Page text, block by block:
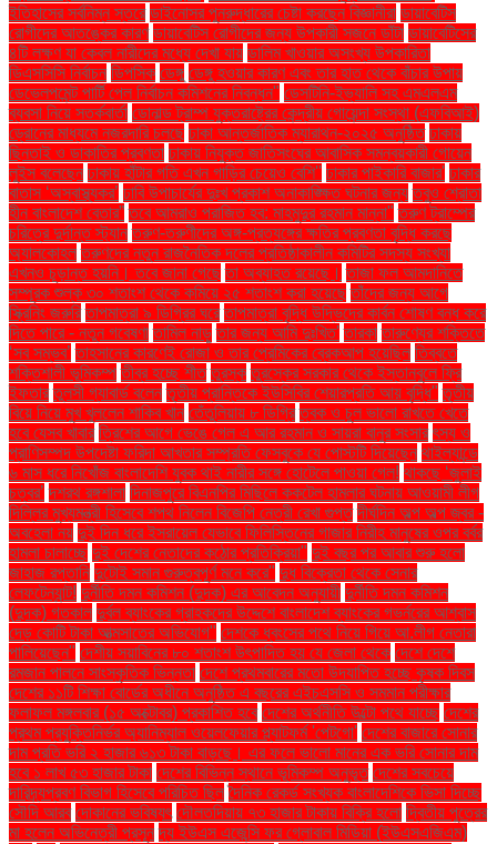
ইতিহাসের সর্বনিম্ন স্তরে ডাইনোসর পুনরুদ্ধারের চেষ্টা করছেন বিজ্ঞানীরা ডায়াবেটিস
রোগীদের আতঙ্কের কারণ ডায়াবেটিস রোগীদের জন্য উপকারী সজনে ডাঁটা ডায়াবেটিসের
৪টি লক্ষণ যা কেবল নারীদের মধ্যে দেখা যায় ডালিম খাওয়ার অসংখ্য উপকারিতা
ডিএসসিসি নির্বাচন ডিপসিক ডেঙ্গু ডেঙ্গু হওয়ার কারণ এবং তার হাত থেকে বাঁচার উপায়
ডেভেলপমেন্ট পার্টি পেল নির্বাচন কমিশনের নিবন্ধন" ডেসটিনি-ইভ্যালি সহ এমএলএম
ব্যবসা নিয়ে সতর্কবার্তা ডোনাল্ড ট্রাম্প যুক্তরাষ্ট্রের কেন্দ্রীয় গোয়েন্দা সংস্থা (এফবিআই)
ড্রোনের মাধ্যমে নজরদারি চলছে ঢাকা আন্তর্জাতিক ম্যারাথন-২০২৫ অনুষ্ঠিত ঢাকায়
ছিনতাই ও ডাকাতির প্রবণতা ঢাকায় নিযুক্ত জাতিসংঘের আবাসিক সমন্বয়কারী গোয়েন
লুইস বলেছেন ঢাকায় হাঁটার গতি এখন গাড়ির চেয়েও বেশি'' ঢাকার পাইকারি বাজার' ঢাকার
বাতাস ‘অস্বাস্থ্যকর’ ঢাবি উপাচার্যের দুঃখ প্রকাশ অনাকাঙ্ক্ষিত ঘটনার জন্য তবুও শ্রোতা
হীন বাংলাদেশ বেতার” তবে আমরাও পরাজিত হব: মাহমুদুর রহমান মান্না" তরুণ ট্রাম্পের
চরিত্রে দুর্দান্ত স্ট্যান তরুণ-তরুণীদের অঙ্গ-প্রত্যঙ্গের ক্ষতির প্রবণতা বৃদ্ধি করছে
অ্যালকোহল তরুণদের নতুন রাজনৈতিক দলের প্রতিষ্ঠাকালীন কমিটির সদস্য সংখ্যা
এখনও চূড়ান্ত হয়নি। তবে জানা গেছে তা অব্যাহত রয়েছে। তাজা ফল আমদানিতে
সম্পূরক শুল্ক ৩০ শতাংশ থেকে কমিয়ে ২৫ শতাংশ করা হয়েছে তাঁদের জন্য আগে
স্ক্রিনিং জরুরি তাপমাত্রা ৯ ডিগ্রির ঘরে তাপমাত্রা বৃদ্ধি উদ্ভিদের কার্বন শোষণ বন্ধ করে
দিতে পারে - নতুন গবেষণা তামিল নাড়ু তার জন্য আমি দুঃখিত' তারকা তারুণ্যের শক্তিতে
‘সব সম্ভব’ তাহসানের কারণেই রোজা ও তার প্রেমিকের ব্রেকআপ হয়েছিল তিব্বতে
শক্তিশালী ভূমিকম্প তীব্র হচ্ছে শীত তুরস্ক তুরস্কের সরকার থেকে ইস্তানবুলে ফ্রি
ইফতার তুলসী গ্যাবার্ড বলেন তৃতীয় প্রান্তিকে ইউসিবির শেয়ারপ্রতি আয় বৃদ্ধি" তৃতীয়
বিয়ে নিয়ে মুখ খুললেন শাকিব খান তেঁতুলিয়ায় ৮ ডিগ্রি ত্বক ও চুল ভালো রাখতে খেতে
হবে যেসব খাবার ত্রিশের আগে ভেঙে গেল এ আর রহমান ও সায়রা বানুর সংসার ৎস্য ও
প্রাণিসম্পদ উপদেষ্টা ফরিদা আখতার সম্প্রতি ফেসবুকে যে পোস্টটি দিয়েছেন থাইল্যান্ডে
৬ মাস ধরে নিখোঁজ বাংলাদেশি যুবক থাই নারীর সঙ্গে হোটেলে পাওয়া গেল! থাকছে ‘জুলাই
চত্বর’ দশরথ রঙ্গশালা দিনাজপুরে বিএনপির মিছিলে ককটেল হামলার ঘটনায় আওয়ামী লীগ
দিল্লির মুখ্যমন্ত্রী হিসেবে শপথ নিলেন বিজেপি নেত্রী রেখা গুপ্ত দীর্ঘদিন অল্প অল্প জ্বর -
অবহেলা নয় দুই দিন ধরে ইসরায়েল যেভাবে ফিলিস্তিনের গাজার নিরীহ মানুষের ওপর বর্বর
হামলা চালাচ্ছে দুই দেশের নেতাদের কঠোর প্রতিক্রিয়া" দুই বছর পর আবার শুরু হলো
জাহাজ রপ্তানি দুটোই সমান গুরুত্বপূর্ণ মনে করে" দুধ বিক্রেতা থেকে সেনার
লেফটেন্যান্ট! দুর্নীতি দমন কমিশন (দুদক) এর আবেদন অনুযায়ী দুর্নীতি দমন কমিশন
(দুদক) গতকাল দুর্বল ব্যাংকের গ্রাহকদের উদ্দেশে বাংলাদেশ ব্যাংকের গভর্নরের আশ্বাস
দেড় কোটি টাকা আত্মসাতের অভিযোগ" দেশকে ধ্বংসের পথে নিয়ে গিয়ে আ.লীগ নেতারা
পালিয়েছেন" দেশীয় সয়াবিনের ৮০ শতাংশ উৎপাদিত হয় যে জেলা থেকে দেশে দেশে
রমজান পালনে সাংস্কৃতিক ভিন্নতা দেশে প্রথমবারের মতো উদযাপিত হচ্ছে কৃষক দিবস
দেশের ১১টি শিক্ষা বোর্ডের অধীনে অনুষ্ঠিত এ বছরের এইচএসসি ও সমমান পরীক্ষার
ফলাফল মঙ্গলবার (১৫ অক্টোবর) প্রকাশিত হবে দেশের অর্থনীতি উল্টো পথে যাচ্ছে দেশের
প্রথম প্রযুক্তিনির্ভর অ্যানিম্যাল ওয়েলফেয়ার প্ল্যাটফর্ম 'পেটগো' দেশের বাজারে সোনার
দাম প্রতি ভরি ২ হাজার ৬১৩ টাকা বাড়ছে। এর ফলে ভালো মানের এক ভরি সোনার দাম
হবে ১ লাখ ৫৩ হাজার টাকা দেশের বিভিন্ন স্থানে ভূমিকম্প অনুভূত দেশের সবচেয়ে
দারিদ্র্যপ্রবণ বিভাগ হিসেবে পরিচিত ছিল দৈনিক রেকর্ড সংখ্যক বাংলাদেশিকে ভিসা দিচ্ছে
সৌদি আরব দোকানের ভবিষ্যৎ দৌলতদিয়ায় ৭৩ হাজার টাকায় বিক্রি হলো দ্বিতীয় পুত্রের
মা হলেন অভিনেত্রী প্রসূন দ্য ইউএস এজেন্সি ফর গ্লোবাল মিডিয়া (ইউএসএজিএম)